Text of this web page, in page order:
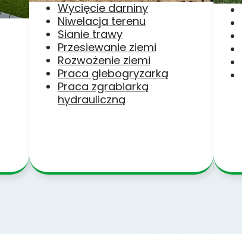
Wycięcie darniny
Niwelacja terenu
Sianie trawy
Przesiewanie ziemi
Rozwożenie ziemi
Praca glebogryzarką
Praca zgrabiarką
hydrauliczną